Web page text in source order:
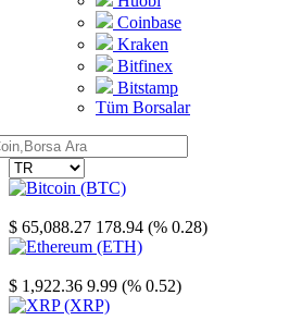
Coinbase
Kraken
Bitfinex
Bitstamp
Tüm Borsalar
$ 65,088.27 178.94 (% 0.28)
$ 1,922.36 9.99 (% 0.52)